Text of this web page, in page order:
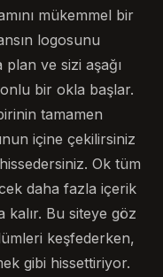
mükemmel bir
logosunu
ve sizi aşağı
bir okla başlar.
tamamen
içine çekilirsiniz
Ok tüm
daha fazla içerik
kalır. Bu siteye göz
keşfederken,
gibi hissettiriyor.